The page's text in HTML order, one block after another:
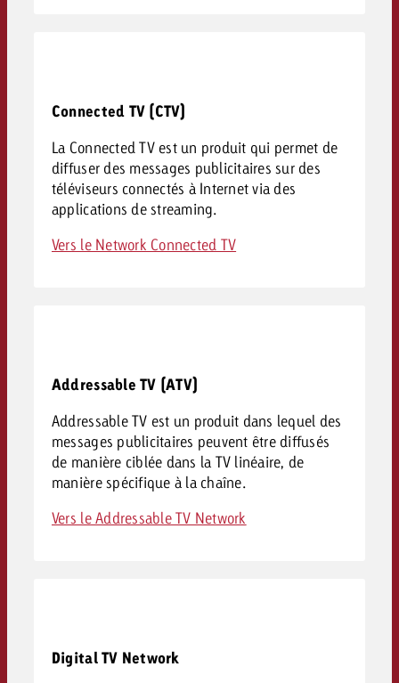
Connected TV (CTV)
La Connected TV est un produit qui permet de
diffuser des messages publicitaires sur des
téléviseurs connectés à Internet via des
applications de streaming.
Vers le Network Connected TV
Addressable TV (ATV)
Addressable TV est un produit dans lequel des
messages publicitaires peuvent être diffusés
de manière ciblée dans la TV linéaire, de
manière spécifique à la chaîne.
Vers le Addressable TV Network
Digital TV Network